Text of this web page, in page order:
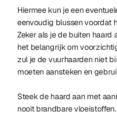
Hiermee kun je een
eenvoudig blussen voordat
Zeker als je de buiten
het belangrijk om
zul je de vuurhaarden niet
moeten aansteken en
Steek de haard aan met
nooit brandbare